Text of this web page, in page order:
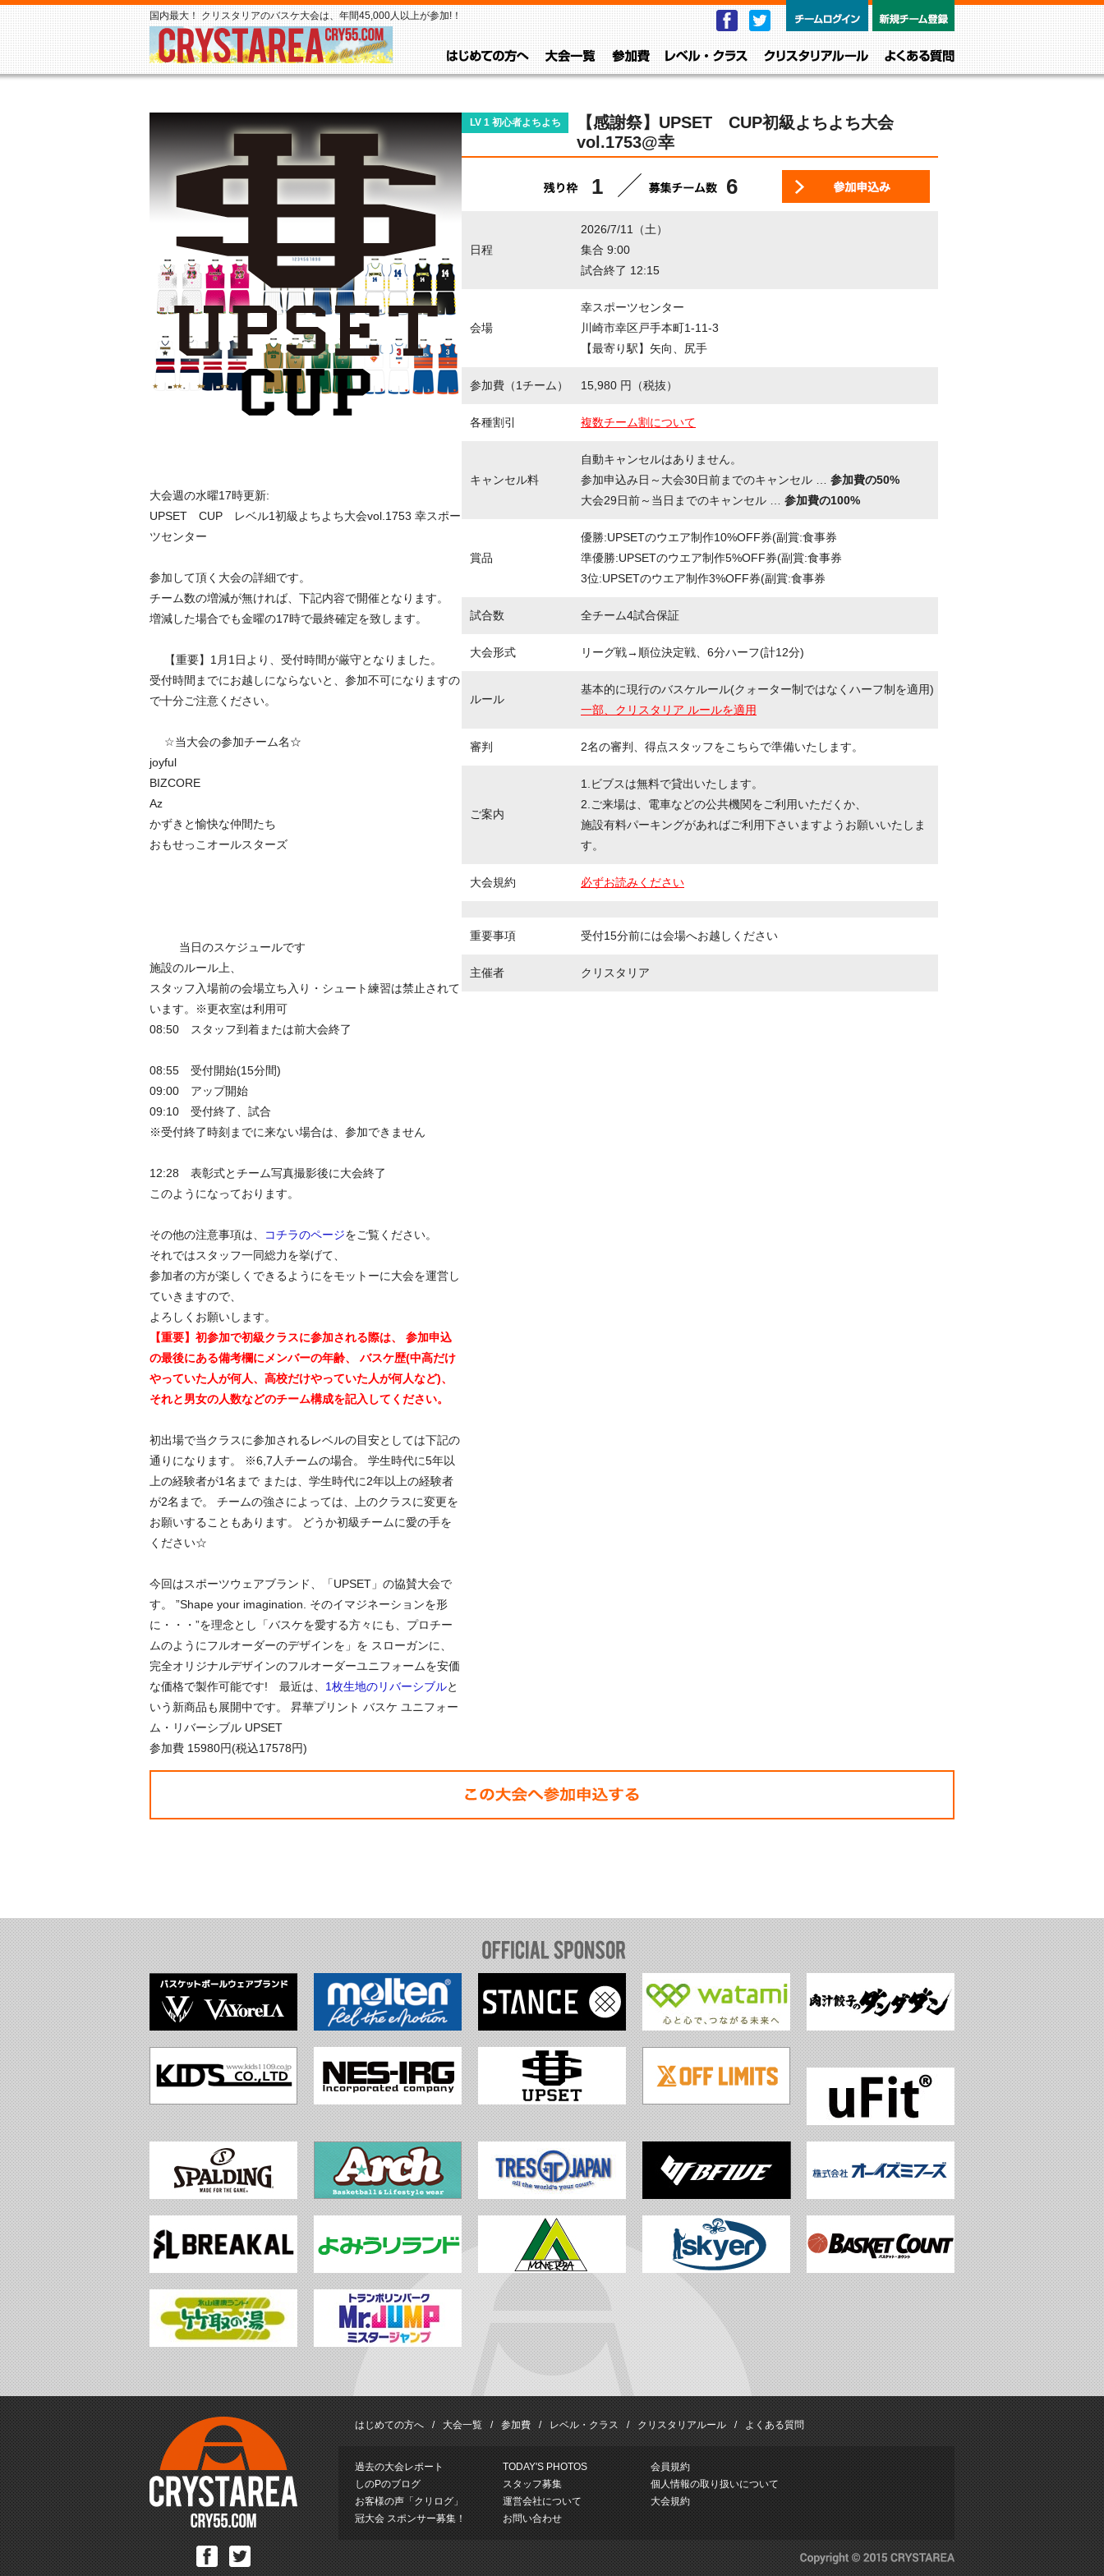
国内最大！ クリスタリアのバスケ大会は、年間45,000人以上が参加!！ FacebookTwitter
はじめての方へ
大会一覧参加費 レベル・クラス
大会週の水曜17時更新:
UPSET CUP レベル1初級よちよち大会vol.1753 幸スポー
ツセンター
参加して頂く大会の詳細です。
チーム数の増減が無ければ、下記内容で開催となります。
増減した場合でも金曜の17時で最終確定を致します。
【重要】1月1日より、受付時間が厳守となりました。
受付時間までにお越しにならないと、参加不可になりますの
で十分ご注意ください。
☆当大会の参加チーム名☆
joyful
BIZCORE
Az
かずきと愉快な仲間たち
おもせっこオールスターズ
当日のスケジュールです
施設のルール上、
スタッフ入場前の会場立ち入り・シュート練習は禁止されて
います。※更衣室は利用可
08:50 スタッフ到着または前大会終了
08:55 受付開始(15分間)
09:00 アップ開始
09:10 受付終了、試合
※受付終了時刻までに来ない場合は、参加できません
12:28 表彰式とチーム写真撮影後に大会終了
このようになっております。
その他の注意事項は、 コチラのページをご覧ください。
それではスタッフ一同総力を挙げて、
参加者の方が楽しくできるようにをモットーに大会を運営し
ていきますので、
よろしくお願いします。
【重要】初参加で初級クラスに参加される際は、 参加申込
の最後にある備考欄にメンバーの年齢、 バスケ歴(中高だけ
やっていた人が何人、高校だけやっていた人が何人など)、
それと男女の人数などのチーム構成を記入してください。
初出場で当クラスに参加されるレベルの目安としては下記の
通りになります。 ※6,7人チームの場合。 学生時代に5年以
上の経験者が1名まで または、学生時代に2年以上の経験者
が2名まで。 チームの強さによっては、上のクラスに変更を
お願いすることもあります。 どうか初級チームに愛の手を
ください☆
今回はスポーツウェアブランド、「UPSET」の協賛大会で
す。 ”Shape your imagination. そのイマジネーションを形
に・・・”を理念とし「バスケを愛する方々にも、プロチー
ムのようにフルオーダーのデザインを」を スローガンに、
完全オリジナルデザインのフルオーダーユニフォームを安価
な価格で製作可能です! 最近は、 1枚生地のリバーシブルと
いう新商品も展開中です。 昇華プリント バスケ ユニフォー
ム・リバーシブル UPSET
参加費 15980円(税込17578円)
LV 1 初心者よちよち
【感謝祭】UPSET CUP初級よちよち大会
vol.1753@幸
1 6
日程
2026/7/11（土）
集合 9:00
試合終了 12:15
会場
幸スポーツセンター
川崎市幸区戸手本町1-11-3
【最寄り駅】矢向、尻手
参加費（1チーム） 15,980 円（税抜）
各種割引 複数チーム割について
キャンセル料
自動キャンセルはありません。
参加申込み日～大会30日前までのキャンセル … 参加費の50%
大会29日前～当日までのキャンセル … 参加費の100%
賞品
優勝:UPSETのウエア制作10%OFF券(副賞:食事券
準優勝:UPSETのウエア制作5%OFF券(副賞:食事券
3位:UPSETのウエア制作3%OFF券(副賞:食事券
試合数 全チーム4試合保証
大会形式 リーグ戦→順位決定戦、6分ハーフ(計12分)
ルール
基本的に現行のバスケルール(クォーター制ではなくハーフ制を適用)
一部、クリスタリア ルールを適用
審判 2名の審判、得点スタッフをこちらで準備いたします。
ご案内
1.ビブスは無料で貸出いたします。
2.ご来場は、電車などの公共機関をご利用いただくか、
施設有料パーキングがあればご利用下さいますようお願いいたしま
す。
大会規約 必ずお読みください
重要事項 受付15分前には会場へお越しください
主催者 クリスタリア
FacebookTwitter
はじめての方へ 大会一覧 参加費 レベル・クラス クリスタリアルール よくある質問
過去の大会レポート
しのPのブログ
お客様の声「クリログ」
冠大会 スポンサー募集！
TODAY'S PHOTOS
スタッフ募集
運営会社について
お問い合わせ
会員規約
個人情報の取り扱いについて
大会規約